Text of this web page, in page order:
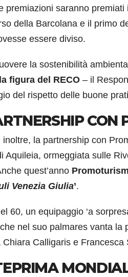
premiazioni saranno
della Barcolana e il primo
essere diviso.
la sostenibilità
figura del RECO – il
del rispetto delle buone
CON
inoltre, la partnership con
Aquileia, ormeggiata sulle
quest’anno
Venezia Giulia’.
60, un equipaggio ‘a
nel suo palmares vanta la
Chiara Calligaris e Francesca